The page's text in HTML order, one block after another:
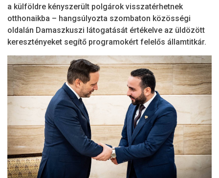
a külföldre kényszerült polgárok visszatérhetnek
otthonaikba – hangsúlyozta szombaton közösségi
oldalán Damaszkuszi látogatását értékelve az üldözött
keresztényeket segítő programokért felelős államtitkár.